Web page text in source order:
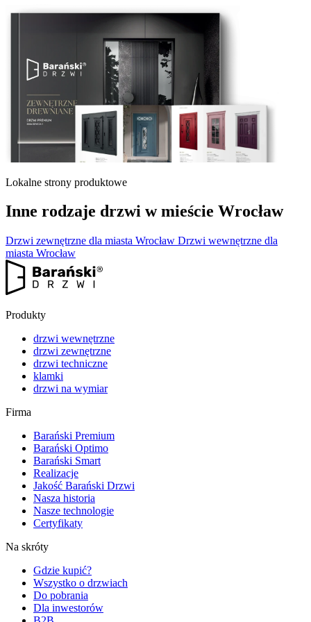
Lokalne strony produktowe
Inne rodzaje drzwi w mieście Wrocław
Drzwi zewnętrzne dla miasta Wrocław Drzwi wewnętrzne dla
miasta Wrocław
Produkty
drzwi wewnętrzne
drzwi zewnętrzne
drzwi techniczne
klamki
drzwi na wymiar
Firma
Barański Premium
Barański Optimo
Barański Smart
Realizacje
Jakość Barański Drzwi
Nasza historia
Nasze technologie
Certyfikaty
Na skróty
Gdzie kupić?
Wszystko o drzwiach
Do pobrania
Dla inwestorów